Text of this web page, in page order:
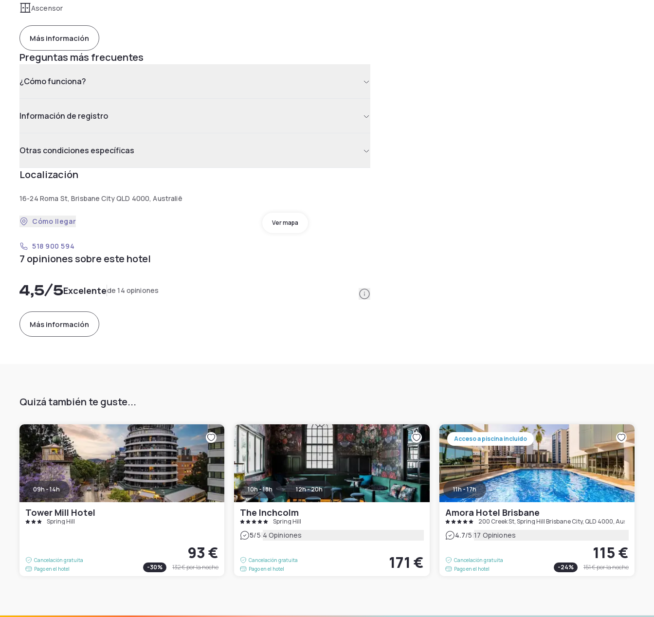
Ascensor
Más información
Preguntas más frecuentes
¿Cómo funciona?
Información de registro
Otras condiciones específicas
Localización
16-24 Roma St, Brisbane City QLD 4000, Australië
Ver mapa
Cómo llegar
518 900 594
7 opiniones sobre este hotel
4,5/5Excelentede 14 opiniones Information
Más información
Quizá también te guste...
09h - 14h
Tower Mill Hotel
Spring Hill
Cancelación gratuita
Pago en el hotel
93 €
-30% 132 €por la noche
10h - 18h 12h - 20h
The Inchcolm
Spring Hill
5/5|4 Opiniones
Cancelación gratuita
Pago en el hotel
171 €
Acceso a piscina incluido
11h - 17h
Amora Hotel Brisbane
200 Creek St, Spring Hill Brisbane City, QLD 4000, Australia
4.7/5|17 Opiniones
Cancelación gratuita
Pago en el hotel
115 €
-24% 151 €por la noche